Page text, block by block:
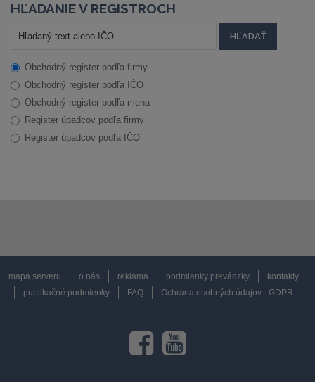
HĽADANIE V REGISTROCH
Obchodný register podľa firmy
Obchodný register podľa IČO
Obchodný register podľa mena
Register úpadcov podľa firmy
Register úpadcov podľa IČO
mapa serveru o nás reklama podmienky prevádzky
kontakty
publikačné podmienky
FAQ Ochrana osobných údajov - GDPR